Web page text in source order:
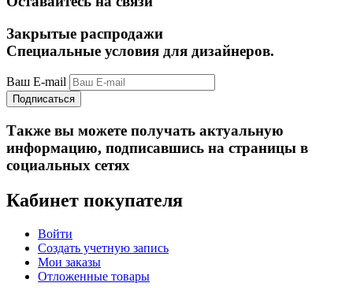
Закрытые распродажи
Специальные условия для дизайнеров.
Ваш E-mail
Подписаться
Также вы можете получать актуальную
информацию, подписавшись на страницы в
социальных сетях
Кабинет покупателя
Войти
Создать учетную запись
Мои заказы
Отложенные товары